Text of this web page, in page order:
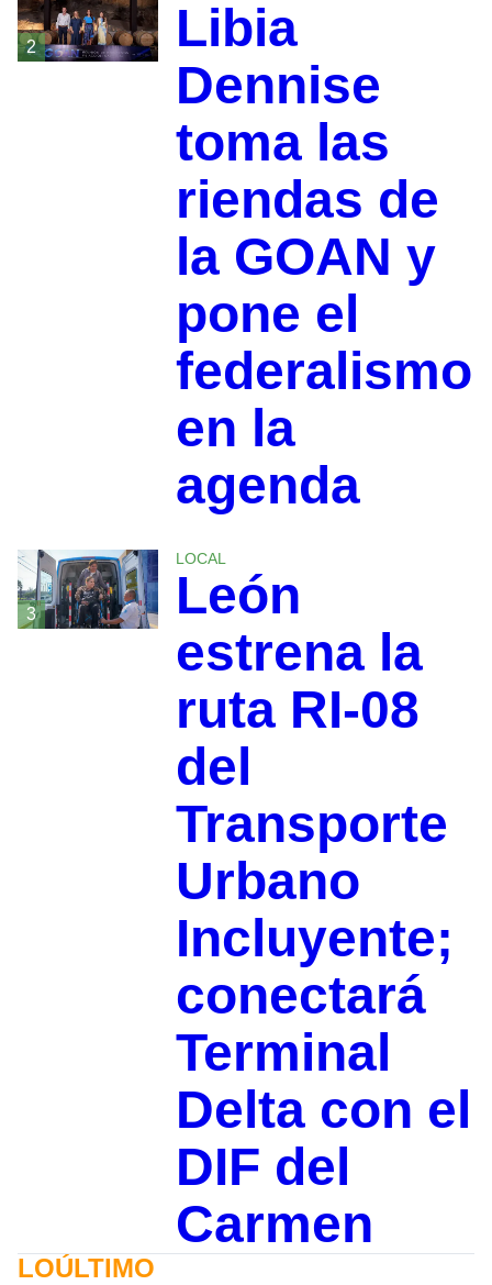
2
Libia
Dennise
toma las
riendas de
la GOAN y
pone el
federalismo
en la
agenda
3
LOCAL
León
estrena la
ruta RI-08
del
Transporte
Urbano
Incluyente;
conectará
Terminal
Delta con el
DIF del
Carmen
LOÚLTIMO